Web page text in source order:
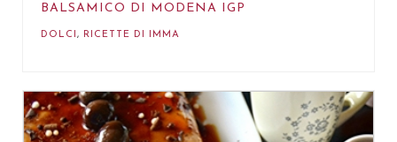
BALSAMICO DI MODENA IGP
DOLCI , RICETTE DI IMMA